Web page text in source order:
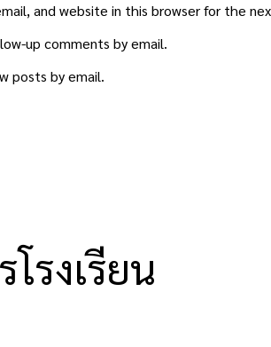
and website in this browser for the
up comments by email.
posts by email.
รงเรียน